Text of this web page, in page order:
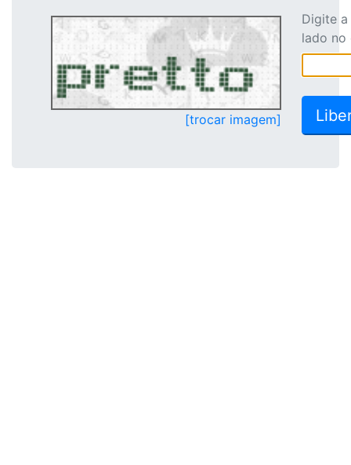
[trocar imagem]
Digite
lado no